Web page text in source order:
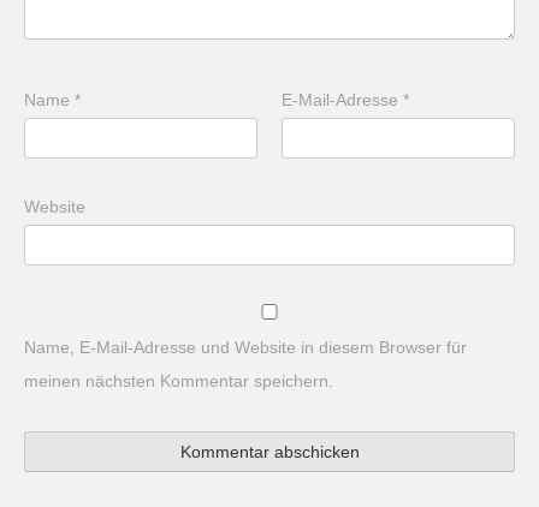
Name * E-Mail-Adresse*
Website
Name, E-Mail-Adresse und Website in diesem Browser für
meinen nächsten Kommentar speichern.